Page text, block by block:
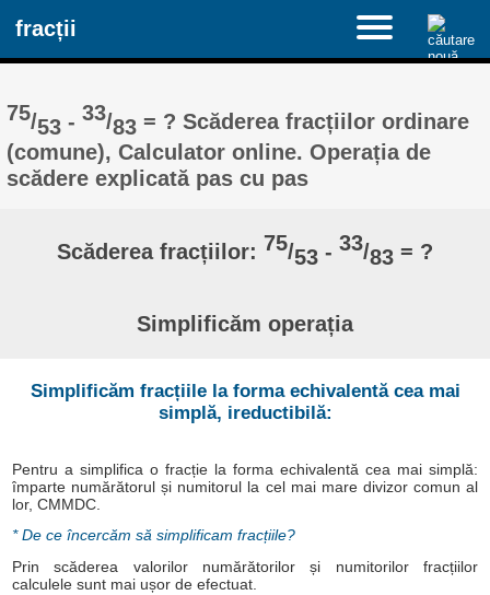
fracții
75/53 -33/83 = ? Scăderea fracțiilor ordinare
(comune), Calculator online. Operația de
scădere explicată pas cu pas
Scăderea fracțiilor: 75/53 - 33/83 = ?
Simplificăm operația
Simplificăm fracțiile la forma echivalentă cea mai
simplă, ireductibilă:
Pentru a simplifica o fracție la forma echivalentă cea mai simplă:
împarte numărătorul și numitorul la cel mai mare divizor comun al
lor, CMMDC.
* De ce încercăm să simplificam fracțiile?
Prin scăderea valorilor numărătorilor și numitorilor fracțiilor
calculele sunt mai ușor de efectuat.